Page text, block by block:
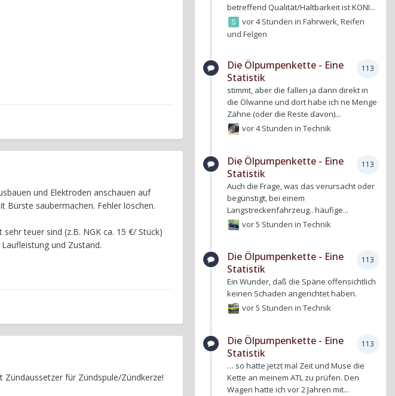
und Elektroden anschauen auf
Bürste saubermachen. Fehler löschen.
teuer sind (z.B. NGK ca. 15 €/ Stück)
und Zustand.
Zündaussetzer für Zündspule/Zündkerze!
betreffend Qualität/Haltbarkeit ist KONI...
vor 4 Stunden inFahrwerk, Reifen
und Felgen
113
Die Ölpumpenkette - Eine
Statistik
stimmt, aber die fallen ja dann direkt in
die Ölwanne und dort habe ich ne Menge
Zähne (oder die Reste davon)...
vor 4 Stunden inTechnik
113
Die Ölpumpenkette - Eine
Statistik
Auch die Frage, was das verursacht oder
begünstigt, bei einem
Langstreckenfahrzeug.. häufige...
vor 5 Stunden inTechnik
113
Die Ölpumpenkette - Eine
Statistik
Ein Wunder, daß die Späne offensichtlich
keinen Schaden angerichtet haben.
vor 5 Stunden inTechnik
113
Die Ölpumpenkette - Eine
Statistik
… so hatte jetzt mal Zeit und Muse die
Kette an meinem ATL zu prüfen. Den
Wagen hatte ich vor 2 Jahren mit...